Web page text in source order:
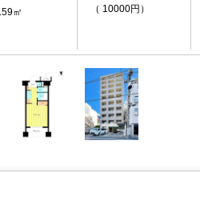
㎡ （ 10000円）